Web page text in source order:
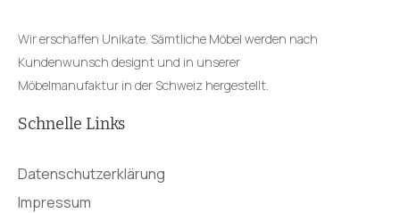
Wir erschaffen Unikate. Sämtliche Möbel werden nach
Kundenwunsch designt und in unserer
Möbelmanufaktur in der Schweiz hergestellt.
Schnelle Links
Datenschutzerklärung
Impressum